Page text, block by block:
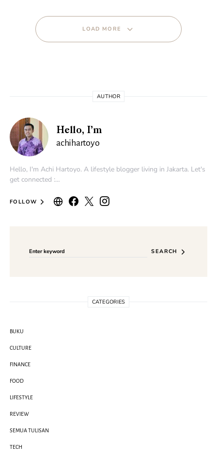
LOAD MORE
AUTHOR
Hello, I’m
achihartoyo
Hello, I'm Achi Hartoyo. A lifestyle blogger living in Jakarta. Let's
get connected :…
FOLLOW
SEARCH
CATEGORIES
BUKU
CULTURE
FINANCE
FOOD
LIFESTYLE
REVIEW
SEMUA TULISAN
TECH